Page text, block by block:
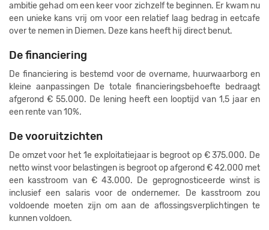
ambitie gehad om een keer voor zichzelf te beginnen. Er kwam nu
een unieke kans vrij om voor een relatief laag bedrag in eetcafe
over te nemen in Diemen. Deze kans heeft hij direct benut.
De financiering
De financiering is bestemd voor de overname, huurwaarborg en
kleine aanpassingen De totale financieringsbehoefte bedraagt
afgerond € 55.000. De lening heeft een looptijd van 1,5 jaar en
een rente van 10%.
De vooruitzichten
De omzet voor het 1e exploitatiejaar is begroot op € 375.000. De
netto winst voor belastingen is begroot op afgerond € 42.000 met
een kasstroom van € 43.000. De geprognosticeerde winst is
inclusief een salaris voor de ondernemer. De kasstroom zou
voldoende moeten zijn om aan de aflossingsverplichtingen te
kunnen voldoen.